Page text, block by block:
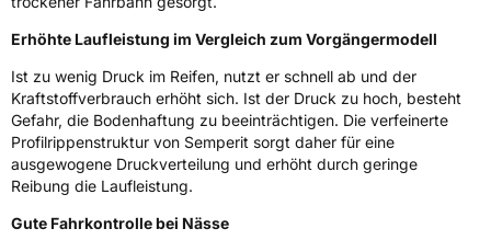
EPREL ID492944
Allgemeine Produktsicherheit (GPSR)
HerstellerkontaktContinental Reifen Deutschland GmbH,
Continental-Plaza 1 30175 Hannover
Deutschland,
customerservice_tires@conti.de
Erhöhte Laufleistung im Vergleich zum Vorgängermodell
Ist zu wenig Druck im Reifen, nutzt er schnell ab und der
Kraftstoffverbrauch erhöht sich. Ist der Druck zu hoch, besteht
Gefahr, die Bodenhaftung zu beeinträchtigen. Die verfeinerte
Profilrippenstruktur von Semperit sorgt daher für eine
ausgewogene Druckverteilung und erhöht durch geringe
Reibung die Laufleistung.
Gute Fahrkontrolle bei Nässe